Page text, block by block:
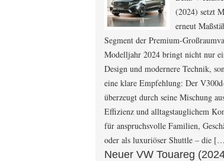
(2024) setzt
erneut
Segment der Premium-
Modelljahr 2024 bringt nicht nur
Design und modernere Technik,
eine klare Empfehlung: Der
überzeugt durch seine Mischung
Effizienz und alltagstauglichem
für anspruchsvolle Familien,
oder als luxuriöser Shuttle – die
Neuer VW Touareg